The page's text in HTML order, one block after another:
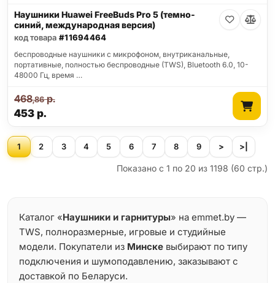
Наушники Huawei FreeBuds Pro 5 (темно-
синий, международная версия)
код товара #11694464
беспроводные наушники с микрофоном, внутриканальные,
портативные, полностью беспроводные (TWS), Bluetooth 6.0, 10-
48000 Гц, время …
453р.
468,86р.
1 2 3 4 5 6 7 8 9 > >|
Показано с 1 по 20 из 1198 (60 стр.)
Каталог «Наушники и гарнитуры» на emmet.by —
TWS, полноразмерные, игровые и студийные
модели. Покупатели из Минске выбирают по типу
подключения и шумоподавлению, заказывают с
доставкой по Беларуси.